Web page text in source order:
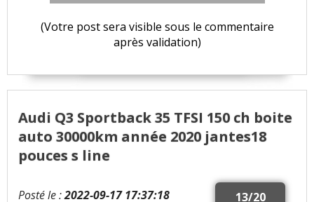
(Votre post sera visible sous le commentaire
après validation)
Audi Q3 Sportback 35 TFSI 150 ch boite
auto 30000km année 2020 jantes18
pouces s line
13/20
Posté le :2022-09-17 17:37:18